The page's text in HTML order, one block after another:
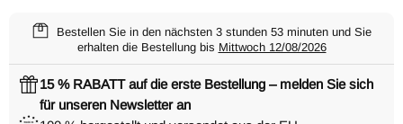
Bestellen Sie in den nächsten 3 stunden 53 minuten und Sie
erhalten die Bestellung bis Mittwoch 12/08/2026
15 % RABATT auf die erste Bestellung – melden Sie sich
für unseren Newsletter an